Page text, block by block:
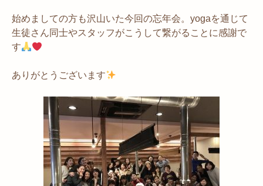
始めましての方も沢山いた今回の忘年会。yogaを通じて
生徒さん同士やスタッフがこうして繋がることに感謝で
す
ありがとうございます